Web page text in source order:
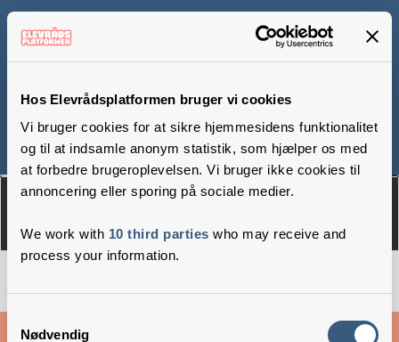
Hos Elevrådsplatformen bruger vi cookies
Vi bruger cookies for at sikre hjemmesidens funktionalitet
og til at indsamle anonym statistik, som hjælper os med
at forbedre brugeroplevelsen. Vi bruger ikke cookies til
annoncering eller sporing på sociale medier.
We work with 10 third parties who may receive and
process your information.
Samtykkevalg
Nødvendig
Møllevang afdeling
Om Medlemmer